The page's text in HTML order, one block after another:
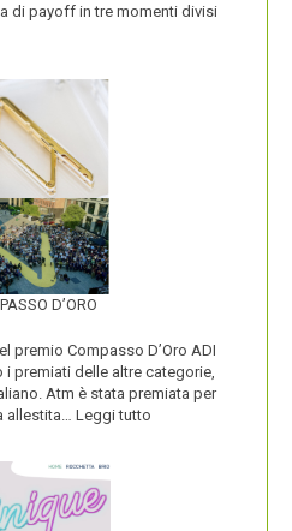
di payoff in tre momenti divisi
D’ORO
premio Compasso D’Oro ADI
premiati delle altre categorie,
Atm è stata premiata per
allestita… Leggi tutto